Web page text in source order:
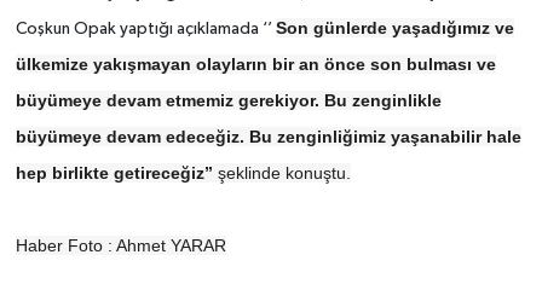
Coşkun Opak yaptığı açıklamada ‘’ Son günlerde yaşadığımız ve
ülkemize yakışmayan olayların bir an önce son bulması ve
büyümeye devam etmemiz gerekiyor. Bu zenginlikle
büyümeye devam edeceğiz. Bu zenginliğimiz yaşanabilir hale
hep birlikte getireceğiz” şeklinde konuştu.
Haber Foto : Ahmet YARAR